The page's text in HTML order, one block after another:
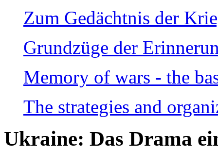
Zum Gedächtnis der
Grundzüge der
Memory of wars - the
The strategies and
Ukraine: Das Drama